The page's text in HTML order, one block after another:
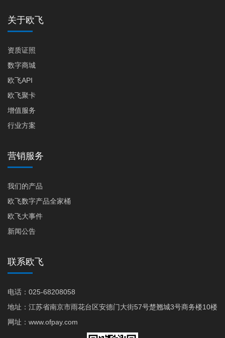
关于欧飞
资质证照
数字商城
欧飞API
欧飞聚卡
增值服务
行业方案
营销服务
我们的产品
欧飞数字产品全家桶
欧飞大事件
新闻公告
联系欧飞
电话：025-68208058
地址：江苏省南京市雨花台区安德门大街57号楚翘城3号商务楼10楼
网址：www.ofpay.com